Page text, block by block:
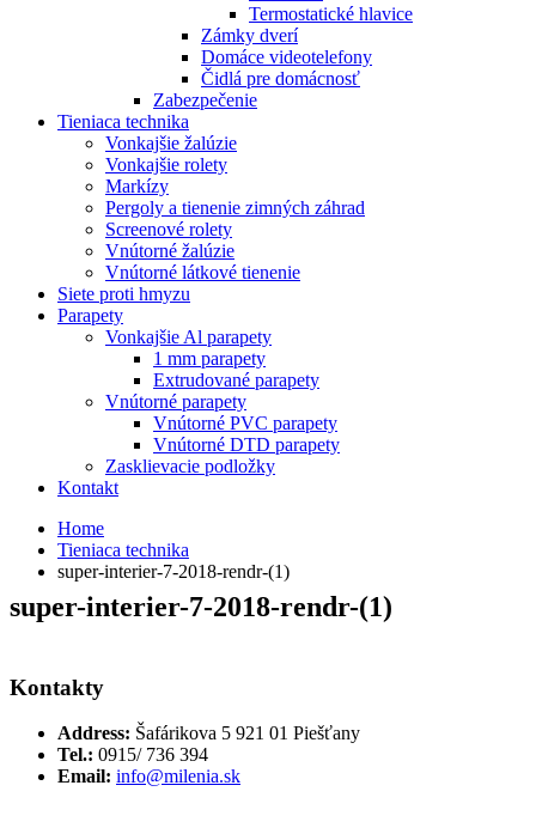
Termostatické hlavice
Zámky dverí
Domáce videotelefony
Čidlá pre domácnosť
Zabezpečenie
Tieniaca technika
Vonkajšie žalúzie
Vonkajšie rolety
Markízy
Pergoly a tienenie zimných záhrad
Screenové rolety
Vnútorné žalúzie
Vnútorné látkové tienenie
Siete proti hmyzu
Parapety
Vonkajšie Al parapety
1 mm parapety
Extrudované parapety
Vnútorné parapety
Vnútorné PVC parapety
Vnútorné DTD parapety
Zasklievacie podložky
Kontakt
Home
Tieniaca technika
super-interier-7-2018-rendr-(1)
super-interier-7-2018-rendr-(1)
Kontakty
Address: Šafárikova 5 921 01 Piešťany
Tel.: 0915/ 736 394
Email: info@milenia.sk